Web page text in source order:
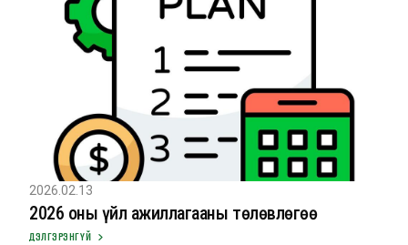
2026.02.13
2026 оны үйл ажиллагааны төлөвлөгөө
ДЭЛГЭРЭНГҮЙ